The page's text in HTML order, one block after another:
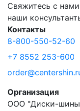
Свяжитесь с
наши
Контакты
8-800-550-52-60
+7 8552 253-600
Организация
ООО "Диски-